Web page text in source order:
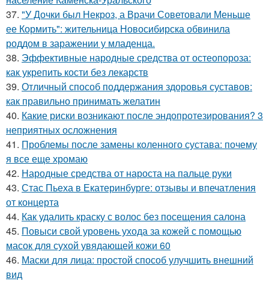
37. "У Дочки был Некроз, а Врачи Советовали Меньше
ее Кормить": жительница Новосибирска обвинила
роддом в заражении у младенца.
38. Эффективные народные средства от остеопороза:
как укрепить кости без лекарств
39. Отличный способ поддержания здоровья суставов:
как правильно принимать желатин
40. Какие риски возникают после эндопротезирования? 3
неприятных осложнения
41. Проблемы после замены коленного сустава: почему
я все еще хромаю
42. Народные средства от нароста на пальце руки
43. Стас Пьеха в Екатеринбурге: отзывы и впечатления
от концерта
44. Как удалить краску с волос без посещения салона
45. Повыси свой уровень ухода за кожей с помощью
масок для сухой увядающей кожи 60
46. Маски для лица: простой способ улучшить внешний
вид